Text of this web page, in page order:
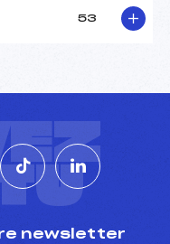
53
newsletter